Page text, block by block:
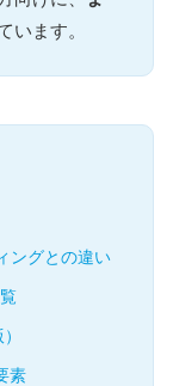
います。
ングとの違い
素